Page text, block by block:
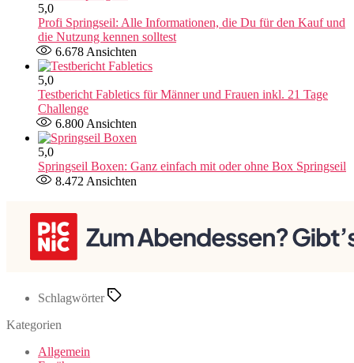
5,0
Profi Springseil: Alle Informationen, die Du für den Kauf und
die Nutzung kennen solltest
6.678 Ansichten
5,0
Testbericht Fabletics für Männer und Frauen inkl. 21 Tage
Challenge
6.800 Ansichten
5,0
Springseil Boxen: Ganz einfach mit oder ohne Box Springseil
8.472 Ansichten
Schlagwörter
Kategorien
Allgemein